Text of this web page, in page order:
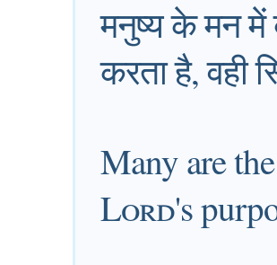
मनुष्य के मन में
करता है, वही
Many are
Lord's